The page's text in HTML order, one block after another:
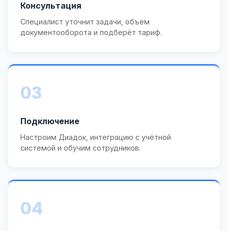
Консультация
Специалист уточнит задачи, объём
документооборота и подберёт тариф.
03
Подключение
Настроим Диадок, интеграцию с учётной
системой и обучим сотрудников.
04